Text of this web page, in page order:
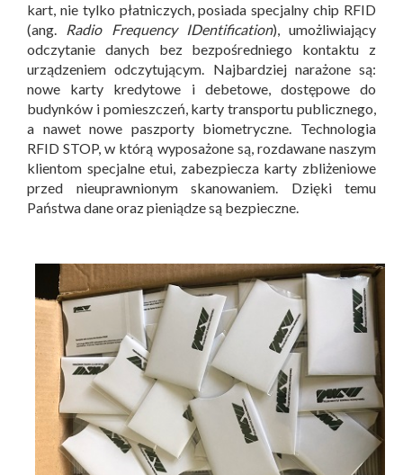
kart, nie tylko płatniczych, posiada specjalny chip RFID
(ang. Radio Frequency IDentification), umożliwiający
odczytanie danych bez bezpośredniego kontaktu z
urządzeniem odczytującym. Najbardziej narażone są:
nowe karty kredytowe i debetowe, dostępowe do
budynków i pomieszczeń, karty transportu publicznego,
a nawet nowe paszporty biometryczne. Technologia
RFID STOP, w którą wyposażone są, rozdawane naszym
klientom specjalne etui, zabezpiecza karty zbliżeniowe
przed nieuprawnionym skanowaniem. Dzięki temu
Państwa dane oraz pieniądze są bezpieczne.